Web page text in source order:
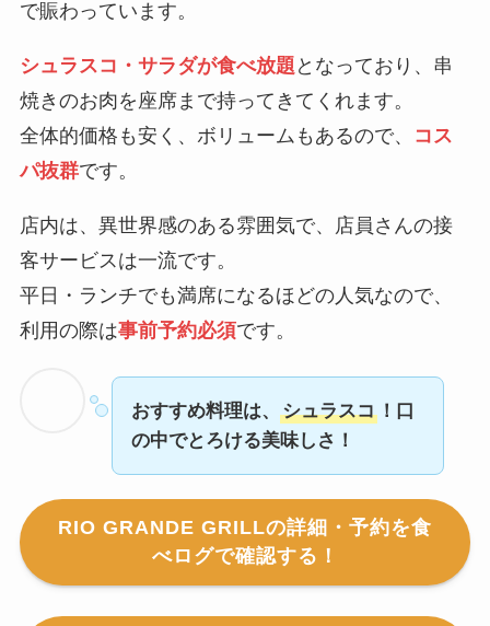
で賑わっています。
シュラスコ・サラダが食べ放題 となっており、串
焼きのお肉を座席まで持ってきてくれます。
全体的価格も安く、ボリュームもあるので、
コス
パ抜群です。
店内は、異世界感のある雰囲気で、店員さんの接
客サービスは一流です。
平日・ランチでも満席になるほどの人気なので、
利用の際は事前予約必須です。
おすすめ料理は、 シュラスコ！口
の中でとろける美味しさ！
RIO GRANDE GRILLの詳細・予約を食
べログで確認する！